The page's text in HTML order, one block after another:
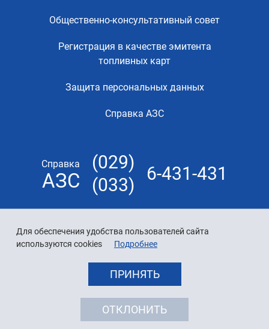
Для обеспечения удобства пользователей сайта
используются cookies
Подробнее
ПРИНЯТЬ
ОТКЛОНИТЬ
Общественно-консультативный совет
Регистрация в качестве эмитента
топливных карт
Защита персональных данных
Справка АЗС
Справка
АЗС
(029)
(033)
6-431-431
© 2026 «Белнефтехим»